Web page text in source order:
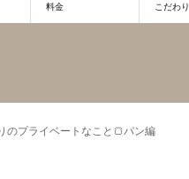
料金 こだわり
のプライベートなこと🍞パン編